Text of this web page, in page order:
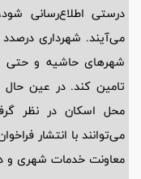
درستی اطلاع‌رسانی
می‌آیند. شهرداری درصدد
شهرهای حاشیه و حتی
تامین کند. در عین حال
محل اسکان در نظر
می‌توانند با انتشار
معاونت خدمات شهری و